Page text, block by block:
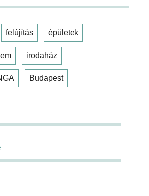
felújítás épületek
irodaház
Budapest